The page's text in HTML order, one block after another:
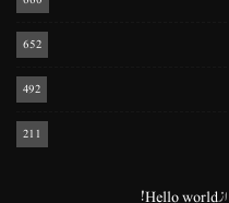
652
492
211
ازHello world!